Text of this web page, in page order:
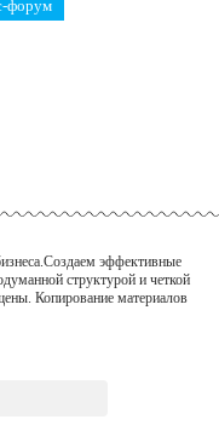
форум
эффективные
структурой и четкой
Копирование материалов